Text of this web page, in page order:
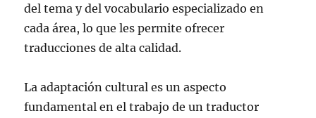
del tema y del vocabulario especializado en
cada área, lo que les permite ofrecer
traducciones de alta calidad.
La adaptación cultural es un aspecto
fundamental en el trabajo de un traductor